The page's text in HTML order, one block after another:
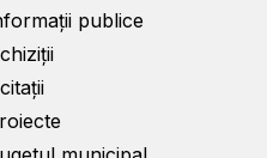
publice